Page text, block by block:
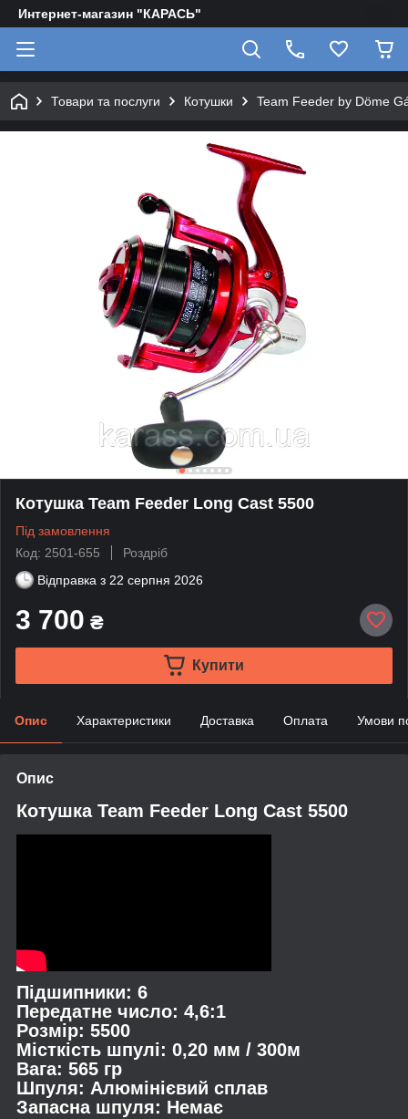
Интернет-магазин "КАРАСЬ"
Товари та послуги Котушки Team Feeder by Döme
Котушка Team Feeder Long Cast 5500
Під замовлення
Код: 2501-655
Роздріб
Відправка з 22 серпня 2026
3 700 ₴
Купити
Опис Характеристики Доставка Оплата Умови
Опис
Котушка Team Feeder Long Cast 5500
Підшипники: 6
Передатне число: 4,6:1
Розмір: 5500
Місткість шпулі: 0,20 мм / 300м
Вага: 565 гр
Шпуля: Алюмінієвий сплав
Запасна шпуля: Немає